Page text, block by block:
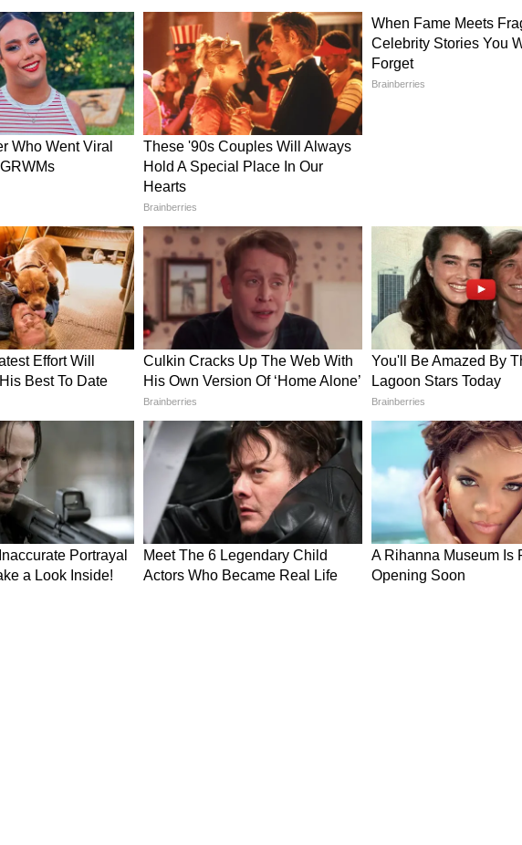
और ईरान के बीच चल रहे भारी सैन्य और कूटनीतिक तनाव का केंद्र बना
के मुताबिक, भले ही दोनों देशों के बीच पर्दे के पीछे शांति समझौते की बातें चल
इस जलमार्ग पर सुरक्षा हालात बेहद नाजुक हैं। हाल ही में इस इलाके में संदिग्ध ड्रोन्स
गया है, जिसके कारण व्यापारिक जहाजों की आवाजाही पहले ही आधी रह गई है।
करीब 20,000 नाविक इस खाड़ी क्षेत्र में कड़े पहरे के बीच काम कर रहे हैं। ऐसे
डूबने के पीछे कोई तकनीकी खराबी थी या कोई और रहस्यमयी वजह, यह
जारी: क्या सुरक्षित घर लौट पाएंगे 14 भारतीय?
के अनुसार, नाव पर सवार सभी 14 लोग भारतीय नागरिक हैं। हालांकि, समंदर की
करने के बाद उनकी शारीरिक और मानसिक स्थिति कैसी है, इसकी सटीक
आना बाकी है। भारतीय नौसेना के युद्धपोत और अमेरिकी विमान लगातार इस रेस्क्यू
अंजाम तक पहुंचाने में जुटे हैं। खबर लिखे जाने तक समंदर के सीने पर जिंदगी
जंग जारी थी, और पूरा देश इन 14 जांबाज भारतीयों की सुरक्षित घर वापसी के
है।